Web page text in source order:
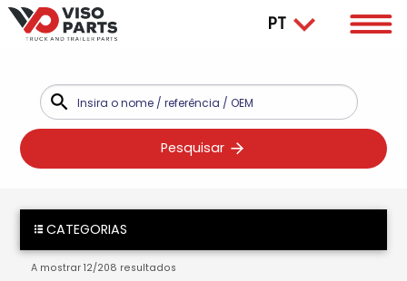
Pesquisar
CATEGORIAS
A mostrar12/208 resultados